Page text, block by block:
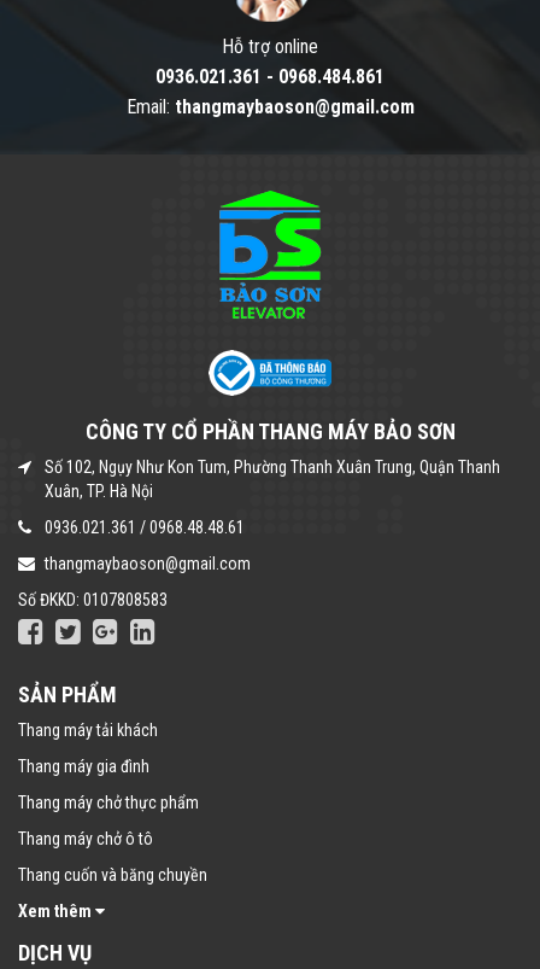
Hỗ trợ online
0936.021.361 - 0968.484.861
Email: thangmaybaoson@gmail.com
CÔNG TY CỔ PHẦN THANG MÁY BẢO SƠN
Số 102, Ngụy Như Kon Tum, Phường Thanh Xuân Trung, Quận Thanh
Xuân, TP. Hà Nội
0936.021.361 /0968.48.48.61
thangmaybaoson@gmail.com
Số ĐKKD: 0107808583
SẢN PHẨM
Thang máy tải khách
Thang máy gia đình
Thang máy chở thực phẩm
Thang máy chở ô tô
Thang cuốn và băng chuyền
Xem thêm
DỊCH VỤ